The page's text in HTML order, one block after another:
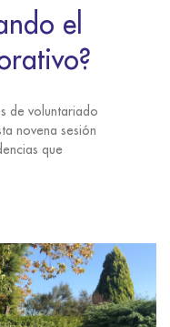
el
de voluntariado
novena sesión
que